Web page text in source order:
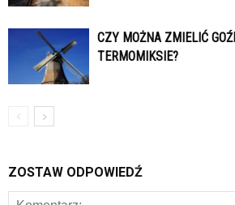
CZY MOŻNA ZMIELIĆ
TERMOMIKSIE?
ZOSTAW ODPOWIEDŹ